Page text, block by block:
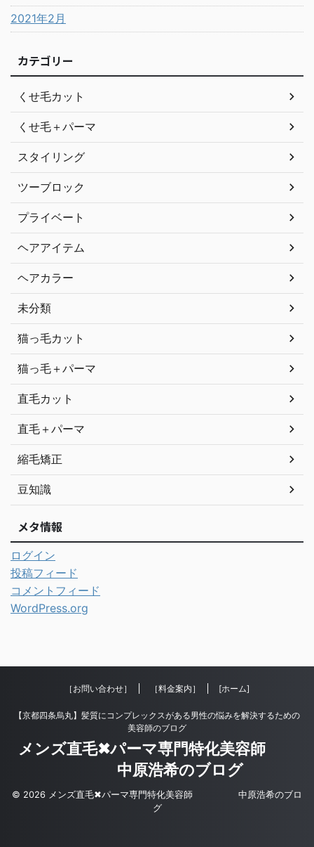
2021年2月
カテゴリー
くせ毛カット
くせ毛＋パーマ
スタイリング
ツーブロック
プライベート
ヘアアイテム
ヘアカラー
未分類
猫っ毛カット
猫っ毛＋パーマ
直毛カット
直毛＋パーマ
縮毛矯正
豆知識
メタ情報
ログイン
投稿フィード
コメントフィード
WordPress.org
［お問い合わせ］ ［料金案内］ [ホーム]
【京都四条烏丸】髪質にコンプレックスがある男性の悩みを解決するための
美容師のブログ
メンズ直毛✖︎パーマ専門特化美容師
中原浩希のブログ
© 2026 メンズ直毛✖︎パーマ専門特化美容師 中原浩希のブロ
グ